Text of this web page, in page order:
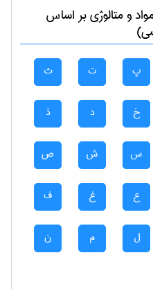
و متالوژیبر اساس
پ ت ث
خ د ذ
س ش ص
ع غ ف
ل م ن